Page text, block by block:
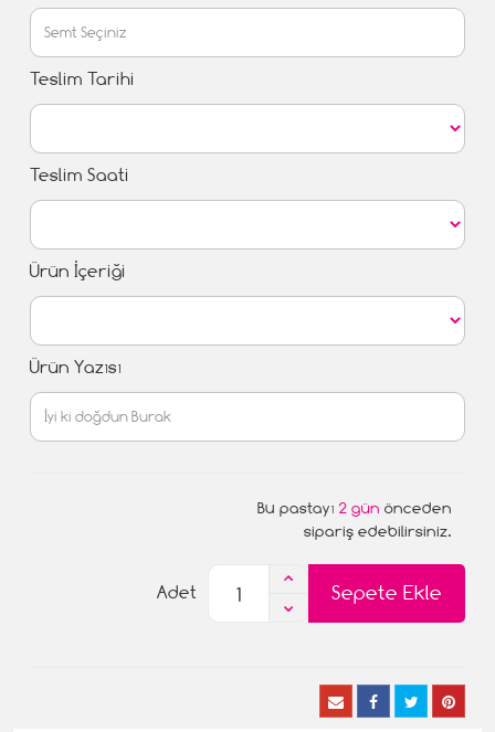
Teslim Tarihi
Teslim Saati
Ürün İçeriği
Ürün Yazısı
Bu pastayı 2 gün önceden
sipariş edebilirsiniz.
Sepete Ekle
Adet